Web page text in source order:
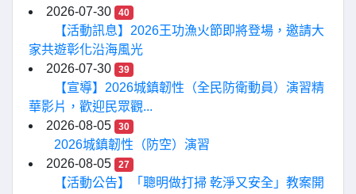
2026-07-30
40
【活動訊息】2026王功漁火節即將登場，邀請大
家共遊彰化沿海風光
2026-07-30
39
【宣導】2026城鎮韌性（全民防衛動員）演習精
華影片，歡迎民眾觀...
2026-08-05
30
2026城鎮韌性（防空）演習
2026-08-05
27
【活動公告】「聰明做打掃 乾淨又安全」教案開